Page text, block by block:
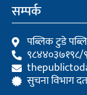
सम्पर्क
पब्लिक टुडे
९८४४०३७१९८/
सुचना विभाग